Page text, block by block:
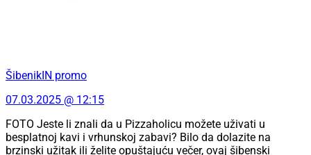
ŠibenikIN promo
07.03.2025 @ 12:15
FOTO Jeste li znali da u Pizzaholicu možete uživati u
besplatnoj kavi i vrhunskoj zabavi? Bilo da dolazite na
brzinski užitak ili želite opuštajuću večer, ovaj šibenski